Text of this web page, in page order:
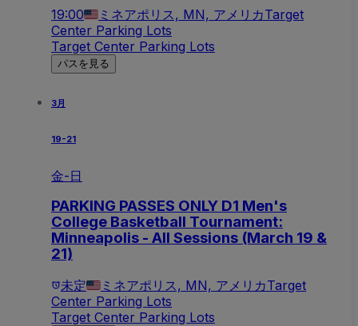
19:00 ミネアポリス, MN, アメリカTarget
Center Parking Lots
Target Center Parking Lots
パスを見る
3月
19-21
金-日
PARKING PASSES ONLY D1 Men's
College Basketball Tournament:
Minneapolis - All Sessions (March 19 &
21)
未定 ミネアポリス, MN, アメリカTarget
Center Parking Lots
Target Center Parking Lots